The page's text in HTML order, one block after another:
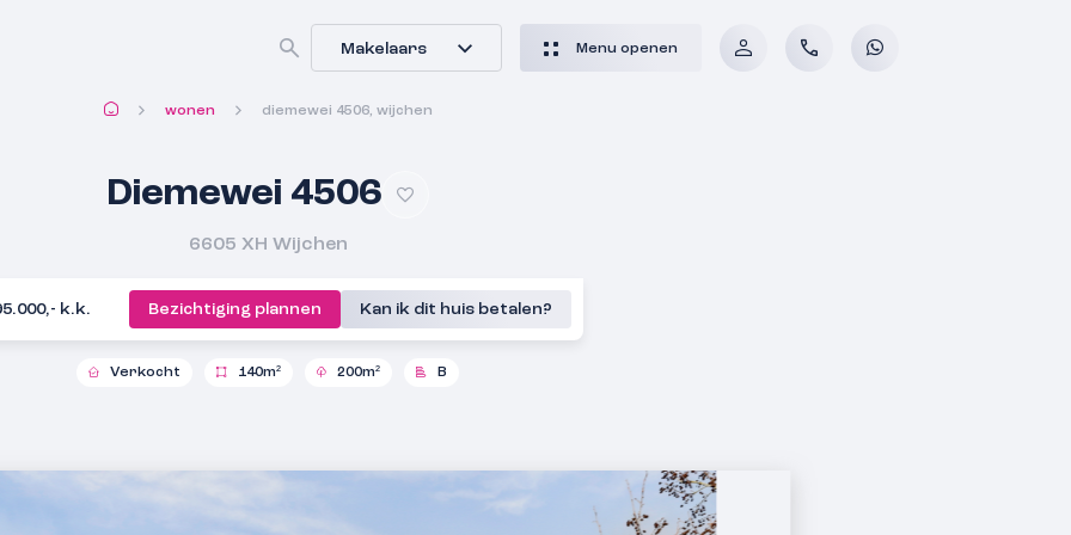
Makelaars Menu openen
wonen diemewei 4506, wijchen
Diemewei 4506
6605 XH Wijchen
k.k. Bezichtiging plannen Kan ik dit huis betalen?
Verkocht 140m² 200m² B